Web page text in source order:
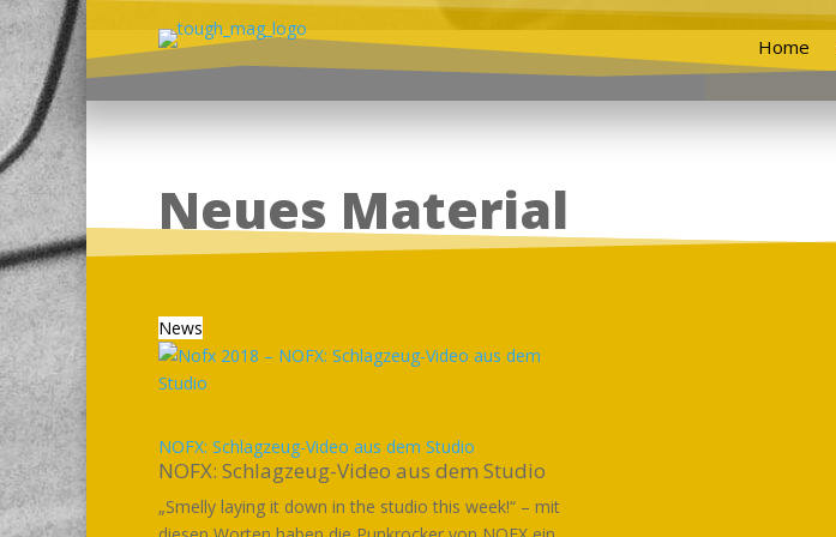
Home
Neues Material
News
NOFX: Schlagzeug-Video aus dem Studio
NOFX: Schlagzeug-Video aus dem Studio
„Smelly laying it down in the studio this week!“ – mit